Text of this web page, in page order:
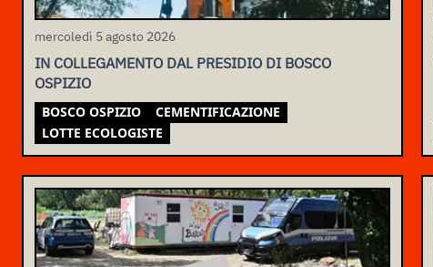
mercoledì 5 agosto 2026
IN COLLEGAMENTO DAL PRESIDIO DI BOSCO
OSPIZIO
BOSCO OSPIZIO
CEMENTIFICAZIONE
LOTTE ECOLOGISTE